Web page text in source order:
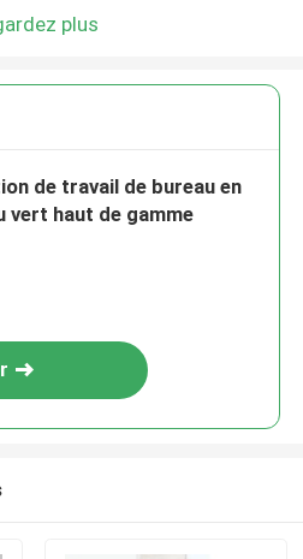
plus
de travail de bureau en
vert haut de gamme